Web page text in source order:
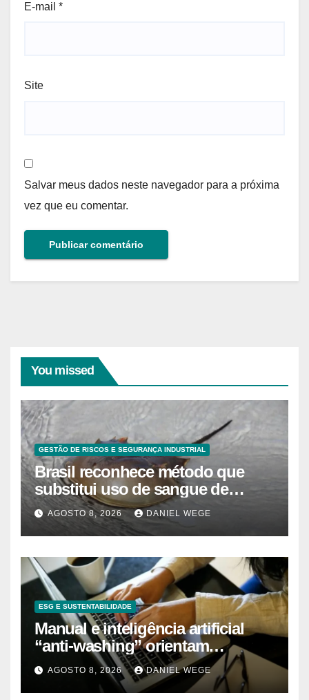
E-mail *
Site
Salvar meus dados neste navegador para a próxima
vez que eu comentar.
You missed
GESTÃO DE RISCOS E SEGURANÇA INDUSTRIAL
Brasil reconhece método que
substitui uso de sangue de
caranguejo-ferradura em testes
farmacêuticos
AGOSTO 8, 2026 DANIEL WEGE
ESG E SUSTENTABILIDADE
Manual e inteligência artificial
“anti-washing” orientam
empresas
AGOSTO 8, 2026 DANIEL WEGE